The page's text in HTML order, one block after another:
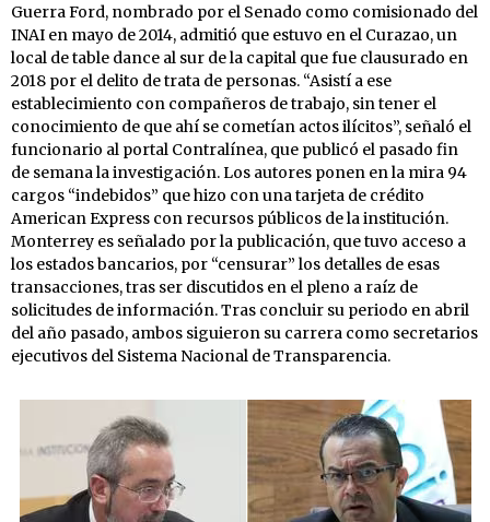
Guerra Ford, nombrado por el Senado como comisionado del
INAI en mayo de 2014, admitió que estuvo en el Curazao, un
local de table dance al sur de la capital que fue clausurado en
2018 por el delito de trata de personas. “Asistí a ese
establecimiento con compañeros de trabajo, sin tener el
conocimiento de que ahí se cometían actos ilícitos”, señaló el
funcionario al portal Contralínea, que publicó el pasado fin
de semana la investigación. Los autores ponen en la mira 94
cargos “indebidos” que hizo con una tarjeta de crédito
American Express con recursos públicos de la institución.
Monterrey es señalado por la publicación, que tuvo acceso a
los estados bancarios, por “censurar” los detalles de esas
transacciones, tras ser discutidos en el pleno a raíz de
solicitudes de información. Tras concluir su periodo en abril
del año pasado, ambos siguieron su carrera como secretarios
ejecutivos del Sistema Nacional de Transparencia.